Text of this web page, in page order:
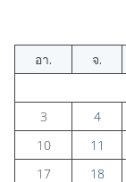
อา.
จ.
3
4
10
11
17
18